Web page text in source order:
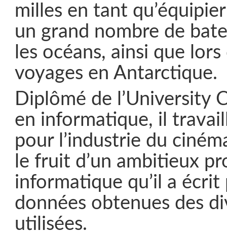
milles en tant
un grand nombre de
les océans, ainsi que
voyages en Antarctique.
Diplômé de l’University
en informatique, il
pour l’industrie du
le fruit d’un ambitieux
informatique qu’il a
données obtenues des
utilisées.